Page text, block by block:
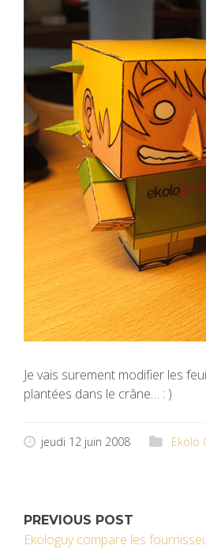
Je vais surement modifier les
plantées dans le crâne… : )
jeudi 12 juin 2008 Ekolo
PREVIOUS POST
Ekologuy compare les